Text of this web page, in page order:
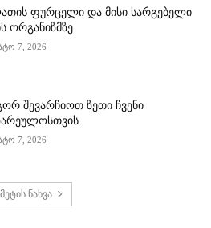
ფურცელი და მისი სარგებელი
ორგანიზმზე
7, 2026
შევარჩიოთ ზეთი ჩვენი
7, 2026
მეტის ნახვა